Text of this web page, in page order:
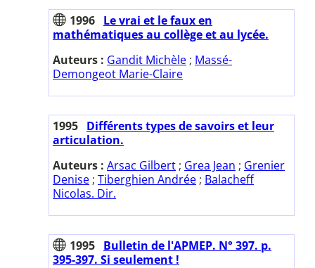
1996 Le vrai et le faux en
mathématiques au collège et au lycée.
Auteurs : Gandit Michèle ; Massé-
Demongeot Marie-Claire
1995 Différents types de savoirs et leur
articulation.
Auteurs : Arsac Gilbert ; Grea Jean ; Grenier
Denise ; Tiberghien Andrée ; Balacheff
Nicolas. Dir.
1995 Bulletin de l'APMEP. N° 397. p.
395-397. Si seulement !